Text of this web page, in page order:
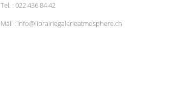
Tel. : 022 436 84 42
Mail : info@librairiegalerieatmosphere.ch